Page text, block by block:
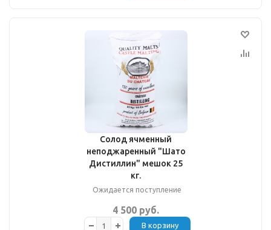
Солод ячменный
неподжаренный "Шато
Дистиллин" мешок 25
кг.
Ожидается поступление
4 500 руб.
В корзину